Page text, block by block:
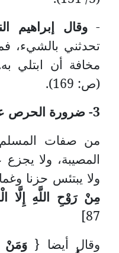
- وقال إبراهيم
تحدثني بالشيء،
مخافة أن ابتلي
(ص: 169).
3- ضرورة الحرص على الفأل الحسن .
من صفات المسلم
المصيبة، ولا يجزع
ولا يبتئس حزنا
مِنْ رَوْحِ اللَّهِ إِلَّا
87]
وقال أيضا {وَمَنْ